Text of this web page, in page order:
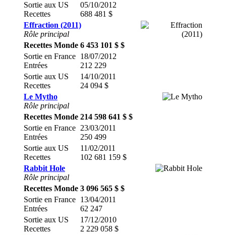
Sortie aux US
Recettes
05/10/2012
688 481 $
Effraction (2011)
Rôle principal
Recettes Monde 6 453 101 $ $
Sortie en France
Entrées
18/07/2012
212 229
Sortie aux US
Recettes
14/10/2011
24 094 $
Le Mytho
Rôle principal
Recettes Monde 214 598 641 $ $
Sortie en France
Entrées
23/03/2011
250 499
Sortie aux US
Recettes
11/02/2011
102 681 159 $
Rabbit Hole
Rôle principal
Recettes Monde 3 096 565 $ $
Sortie en France
Entrées
13/04/2011
62 247
Sortie aux US
Recettes
17/12/2010
2 229 058 $